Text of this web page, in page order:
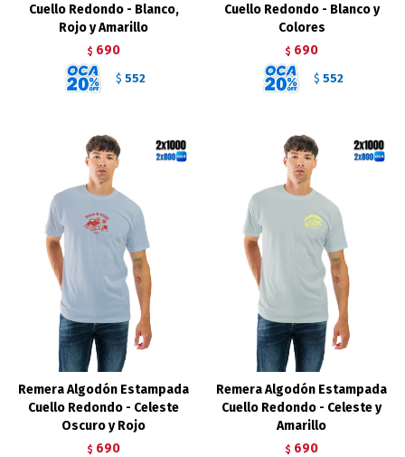
Cuello Redondo - Blanco,
Rojo y Amarillo
$ 690
$ 552
Cuello Redondo - Blanco y
Colores
$ 690
$ 552
Remera Algodón Estampada
Cuello Redondo - Celeste
Oscuro y Rojo
$ 690
Remera Algodón Estampada
Cuello Redondo - Celeste y
Amarillo
$ 690